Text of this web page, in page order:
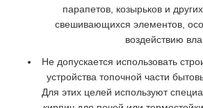
парапетов, козырьков и
свешивающихся элементов,
воздействию
Не допускается использовать
устройства топочной части
Для этих целей используют